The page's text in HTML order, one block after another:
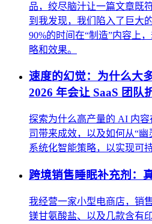
品，绞尽脑汁让一篇文章既
到我发现，我们陷入了巨
90%的时间在“制造”内容上
略和效果。
速度的幻觉：为什么大
2026 年会让 SaaS 团队
探索为什么高产量的 AI 内容
司带来成效，以及如何从“
系统化智能策略，以实现可
跨境销售睡眠补充剂：
我经营一家小型电商店，销
镁甘氨酸盐、以及几款含有